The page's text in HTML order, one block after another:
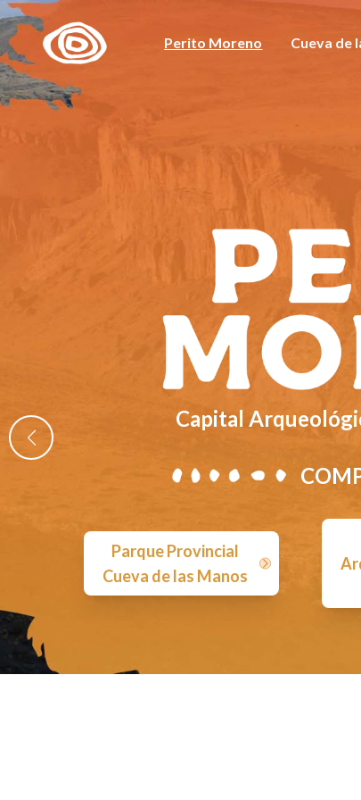
Perito Moreno Cueva de
Capital
Parque Provincial
Cueva de las Manos